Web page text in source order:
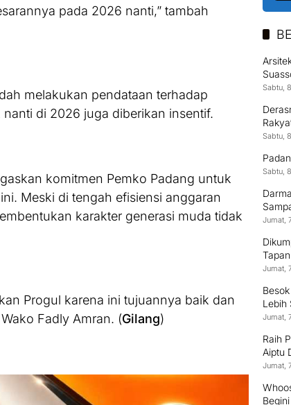
pada 2026 nanti,” tambah
melakukan pendataan terhadap
di 2026 juga diberikan insentif.
komitmen Pemko Padang untuk
Meski di tengah efisiensi anggaran
karakter generasi muda tidak
Progul karena ini tujuannya baik dan
Fadly Amran. (Gilang)
Sabtu,
Sabtu,
Sabtu,
Jumat,
Jumat,
Lebih
Jumat,
Raih
Aiptu
Terus
Jumat,